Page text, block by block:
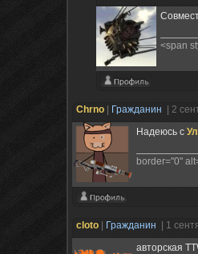
<span
Chrno Гражданин
| 2
Надеюсь с
border="0"
cloto Гражданин
| 1
авторская